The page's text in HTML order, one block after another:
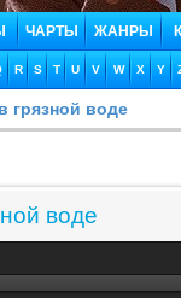
ЧАРТЫ ЖАНРЫ
R S T U V W X Y
грязной воде
воде